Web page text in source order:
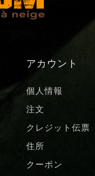
アカウント
個人情報
注文
クレジット伝票
住所
クーポン